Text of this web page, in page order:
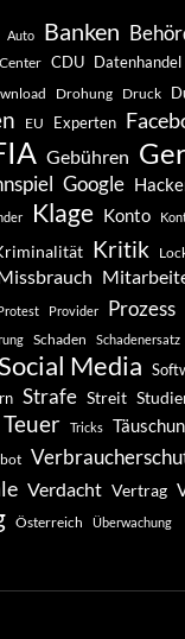
Auto Banken
CDU Datenhandel
Drohung Druck
EU Experten
Gebühren
Google
Klage Konto
Kritik
Provider Prozess
Schaden Schadenersatz
Media
Strafe Streit
Teuer Tricks
Verdacht Vertrag
Österreich Überwachung